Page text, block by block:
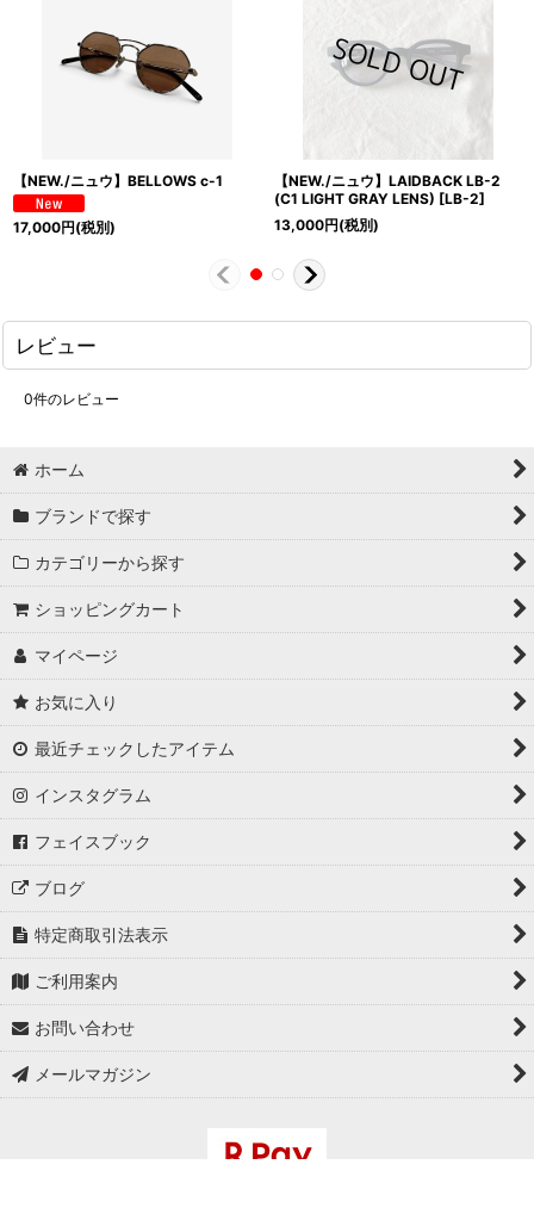
【NEW./ニュウ】BELLOWS c-1
17,000円(税別)
【NEW./ニュウ】LAIDBACK LB-2
(C1 LIGHT GRAY LENS) [LB-2]
13,000円(税別)
レビュー
0件のレビュー
ホーム
ブランドで探す
カテゴリーから探す
ショッピングカート
マイページ
お気に入り
最近チェックしたアイテム
インスタグラム
フェイスブック
ブログ
特定商取引法表示
ご利用案内
お問い合わせ
メールマガジン